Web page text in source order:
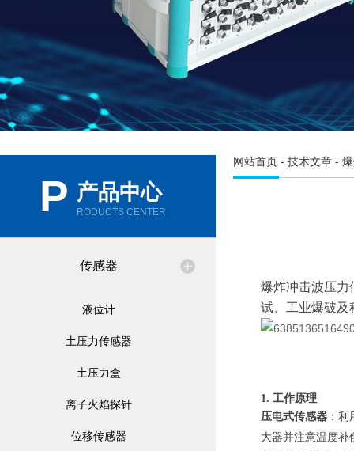
P 产品中心
RODUCTS CENTER
传感器
液位计
土压力传感器
土压力盒
离子火焰探针
位移传感器
网站首页 - 技术文章 -
爆炸冲击波压力
试、工业爆破及
1. 工作原理
压电式传感器 ：
大器并注意温度补